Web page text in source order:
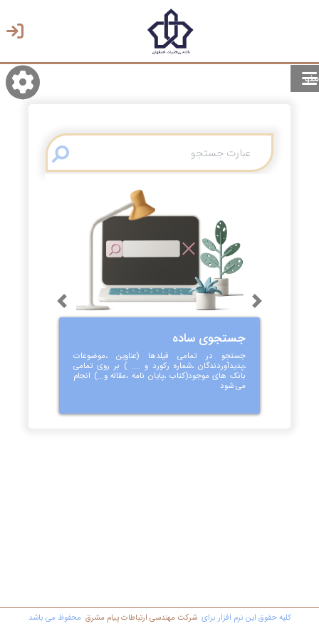
منو
انتخاب زبان
جستجوی ساده
جستجو در تمامی فیلدها (عناوین ،موضوعات
،پدیدآوردندگان ،شماره رکورد و .... ) بر روی تمامی
بانک های موجود(کتاب ،پایان نامه ،مقاله و...) انجام
می شود
Previous Next
کليه حقوق اين نرم افزار برای شرکت مهندسي ارتباطات پیام مشرق محفوظ مي باشد